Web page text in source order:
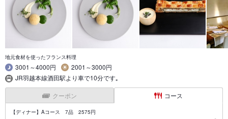
地元食材を使ったフランス料理
3001～4000円
2001～3000円
JR羽越本線酒田駅より車で10分です｡
クーポン コース
【ディナー】Aコース 7品 2575円